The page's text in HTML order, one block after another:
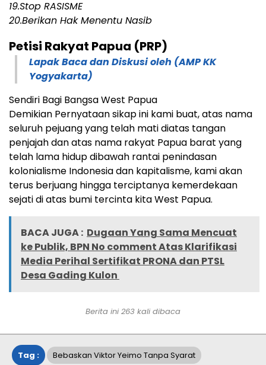
19.Stop RASISME
20.Berikan Hak Menentu Nasib
Petisi Rakyat Papua (PRP)
Lapak Baca dan Diskusi oleh (AMP KK
Yogyakarta)
Sendiri Bagi Bangsa West Papua
Demikian Pernyataan sikap ini kami buat, atas nama
seluruh pejuang yang telah mati diatas tangan
penjajah dan atas nama rakyat Papua barat yang
telah lama hidup dibawah rantai penindasan
kolonialisme Indonesia dan kapitalisme, kami akan
terus berjuang hingga terciptanya kemerdekaan
sejati di atas bumi tercinta kita West Papua.
BACA JUGA : Dugaan Yang Sama Mencuat
ke Publik, BPN No comment Atas Klarifikasi
Media Perihal Sertifikat PRONA dan PTSL
Desa Gading Kulon
Berita ini 263 kali dibaca
Tag : Bebaskan Viktor Yeimo Tanpa Syarat